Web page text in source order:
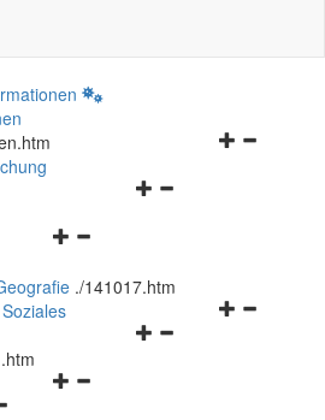
Navigationsmenü
Navigationsmenü
und
schließen
./141017.htm
Navigationsmenü
Navigationsmenü